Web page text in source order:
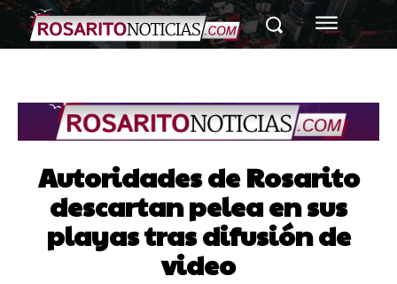
Autoridades de Rosarito
descartan pelea en sus
playas tras difusión de
video